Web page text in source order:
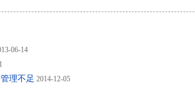
06-14
理不足 2014-12-05